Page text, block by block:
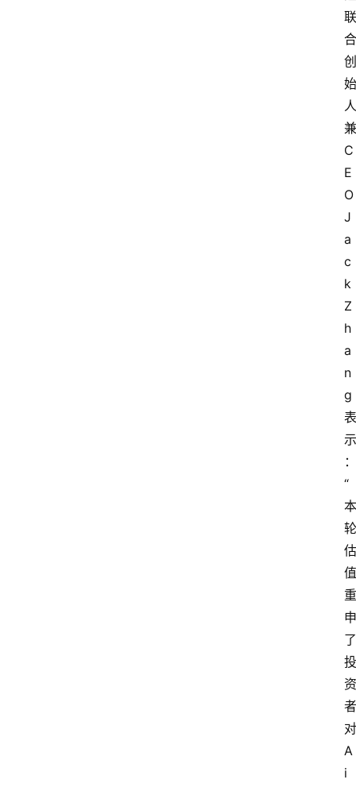
联
合
创
始
人
兼
C
E
O
J
a
c
k
Z
h
a
n
g
表
示
：
“
本
轮
估
值
重
申
了
投
资
者
对
A
i